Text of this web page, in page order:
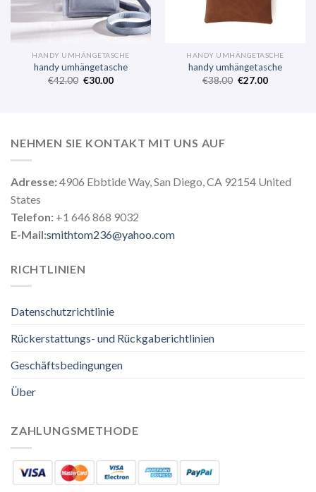
HANDY UMHÄNGETASCHE
handy umhängetasche
€42.00 €30.00
HANDY UMHÄNGETASCHE
handy umhängetasche
€38.00 €27.00
NEHMEN SIE KONTAKT MIT UNS AUF
Adresse:4906 Ebbtide Way, San Diego, CA 92154 United
States
Telefon: +1 646 868 9032
E-Mail:smithtom236@yahoo.com
RICHTLINIEN
Datenschutzrichtlinie
Rückerstattungs- und Rückgaberichtlinien
Geschäftsbedingungen
Über
ZAHLUNGSMETHODE